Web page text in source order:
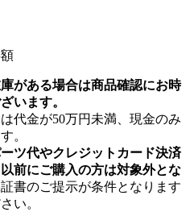
がある場合は商品確認にお時
います。
代金が50万円未満、現金のみ
。
ツ代やクレジットカード決済
前にご購入の方は対象外とな
書のご提示が条件となります
い。